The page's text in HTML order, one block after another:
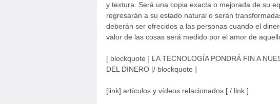
y textura. Será una copia exacta o mejorada de su
regresarán a su estado natural o serán
deberán ser ofrecidos a las personas cuando el
valor de las cosas será medido por el amor de
[ blockquote ] LA TECNOLOGÍA PONDRÁ FIN A
DEL DINERO [/ blockquote ]
[link] artículos y vídeos relacionados [ / link ]